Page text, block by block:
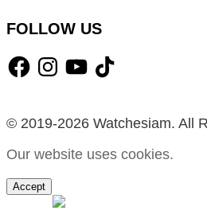
FOLLOW US
FacebookInstagramYouTube
TikTok
© 2019-2026 Watchesiam. All
Our website uses cookies.
Accept